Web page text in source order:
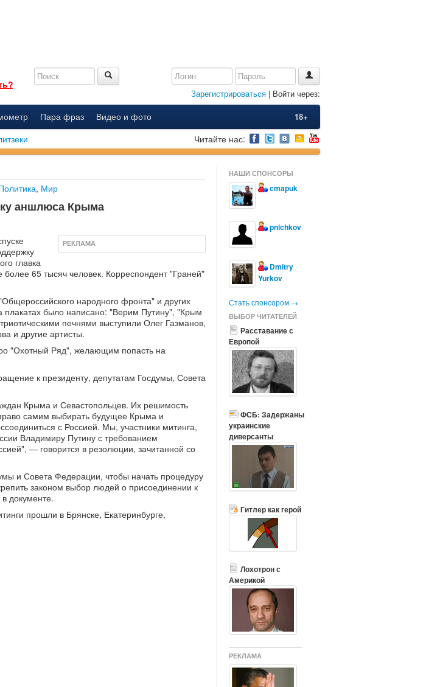
Зарегистрироваться | Войти через:
18+
Пара фраз
Видео и фото
Читайте нас:
, Мир
аншлюса Крыма
РЕКЛАМА
главка
65 тысяч человек. Корреспондент "Граней"
народного фронта" и других
плакатах было написано: "Верим Путину", "Крым
печнями выступили Олег Газманов,
и другие артисты.
"Охотный Ряд", желающим попасть на
к президенту, депутатам Госдумы, Совета
Крыма и Севастопольцев. Их решимость
самим выбирать будущее Крыма и
с Россией. Мы, участники митинга,
Владимиру Путину с требованием
— говорится в резолюции, зачитанной со
и Совета Федерации, чтобы начать процедуру
законом выбор людей о присоединении к
документе.
прошли в Брянске, Екатеринбурге,
НАШИ СПОНСОРЫ
cmapuk
pnichkov
Dmitry
Yurkov
Стать спонсором →
ВЫБОР ЧИТАТЕЛЕЙ
Расставание с
Европой
ФСБ: Задержаны
украинские
диверсанты
Гитлер как герой
Лохотрон с
Америкой
РЕКЛАМА